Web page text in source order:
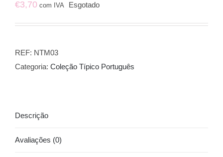
€3,70 com IVA Esgotado
REF: NTM03
Categoria: Coleção Típico Português
Descrição
Avaliações (0)